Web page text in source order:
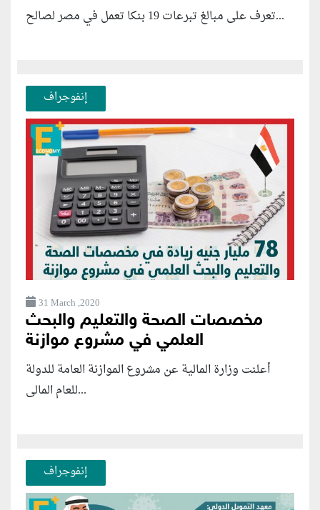
تعرف على مبالغ تبرعات 19 بنكا تعمل في مصر لصالح...
إنفوجراف
31 March ,2020
مخصصات الصحة والتعليم والبحث
العلمي في مشروع موازنة
أعلنت وزارة المالية عن مشروع الموازنة العامة للدولة
للعام المالى...
إنفوجراف